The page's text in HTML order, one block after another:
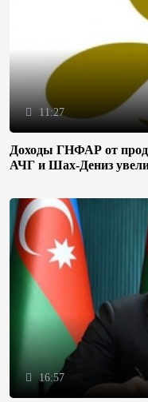
11:27
Доходы ГНФАР от
АЧГ и
16:57